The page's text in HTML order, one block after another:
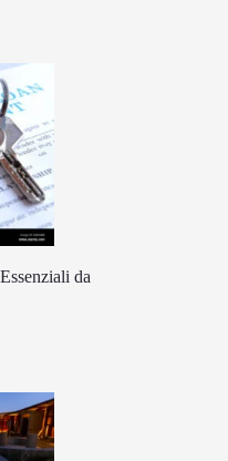
da